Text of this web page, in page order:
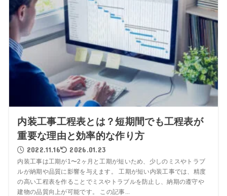
内装工事工程表とは？短期間でも工程表が
重要な理由と効率的な作り方
2022.11.16 2026.01.23
内装工事は工期が1〜2ヶ月と工期が短いため、少しのミスやトラブ
ルが納期や品質に影響を与えます。 工期が短い内装工事では、精度
の高い工程表を作ることでミスやトラブルを防止し、納期の遵守や
建物の品質向上が可能です。 この記事...